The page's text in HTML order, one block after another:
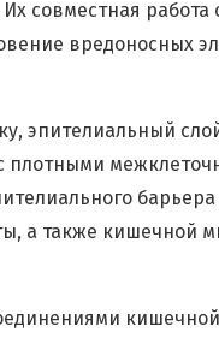
совместная работа
вредоносных
эпителиальный
также кишечной